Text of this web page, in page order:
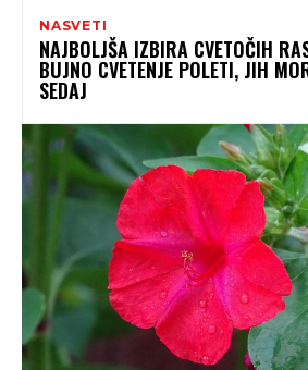
NASVETI
NAJBOLJŠA IZBIRA CVETOČIH
BUJNO CVETENJE POLETI, JIH
SEDAJ